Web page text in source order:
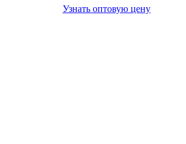
Узнать оптовую цену